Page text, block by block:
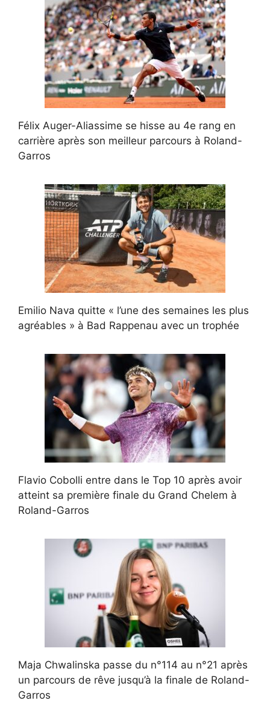
Félix Auger-Aliassime se hisse au 4e rang en
carrière après son meilleur parcours à Roland-
Garros
Emilio Nava quitte « l’une des semaines les plus
agréables » à Bad Rappenau avec un trophée
Flavio Cobolli entre dans le Top 10 après avoir
atteint sa première finale du Grand Chelem à
Roland-Garros
Maja Chwalinska passe du n°114 au n°21 après
un parcours de rêve jusqu’à la finale de Roland-
Garros